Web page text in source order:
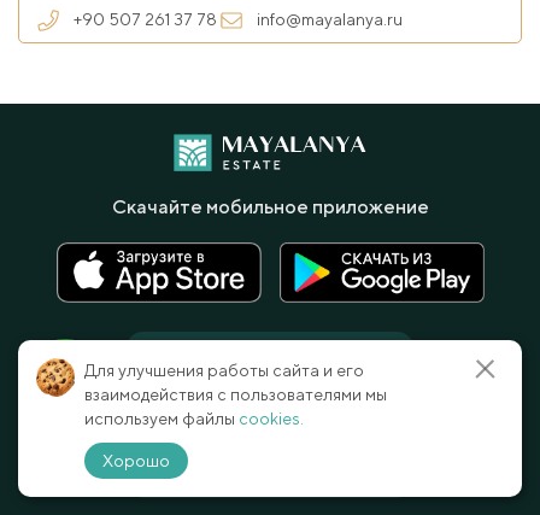
+90 507 261 37 78 info@mayalanya.ru
TR +90 507 261 37 78
Скачайте мобильное приложение
Для улучшения работы сайта и его
взаимодействия с пользователями мы
используем файлы cookies.
Хорошо